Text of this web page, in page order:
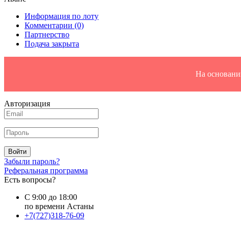
Информация по лоту
Комментарии (0)
Партнерство
Подача закрыта
На
Авторизация
Войти
Забыли пароль?
Реферальная программа
Есть вопросы?
С 9:00 до 18:00
по времени Астаны
+7(727)318-76-09